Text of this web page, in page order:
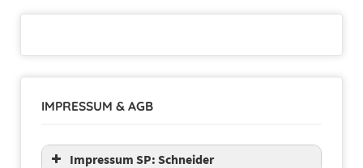
IMPRESSUM & AGB
Impressum SP: Schneider